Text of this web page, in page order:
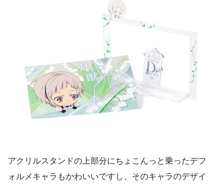
アクリルスタンドの上部分にちょこんっと乗ったデフ
ォルメキャラもかわいいですし、そのキャラのデザイ